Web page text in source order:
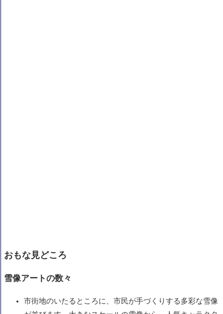
おもな見どころ
雪像アートの数々
市街地のいたるところに、市民が手づくりする多彩な雪像